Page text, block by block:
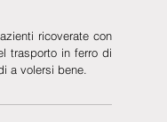
ricoverate con
trasporto in ferro di
a volersi bene.